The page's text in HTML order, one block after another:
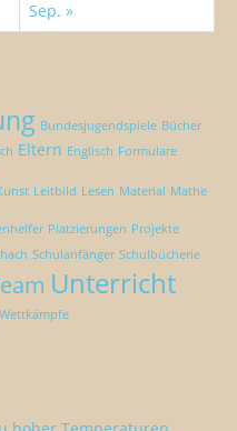
Sep. »
Bundesjugendspiele Bücher
Eltern Englisch Formulare
Leitbild Lesen Material Mathe
Platzierungen Projekte
Schulanfänger Schulbücherie
Unterricht
Wettkämpfe